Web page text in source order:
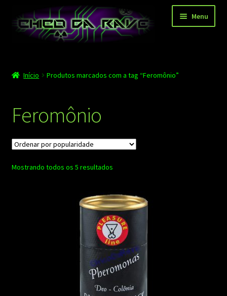
para
navegação
para
Menu
Depoimentos
Carrinho
Finalizar compra
Minha conta
Início Produtos marcados com a tag “Feromônio”
Feromônio
Mostrando todos os 5 resultadosClassificado